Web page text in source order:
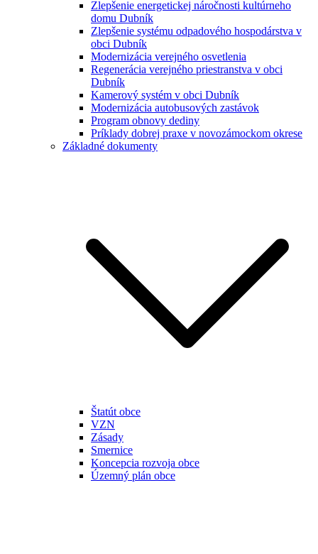
Zlepšenie energetickej náročnosti kultúrneho
domu Dubník
Zlepšenie systému odpadového hospodárstva v
obci Dubník
Modernizácia verejného osvetlenia
Regenerácia verejného priestranstva v obci
Dubník
Kamerový systém v obci Dubník
Modernizácia autobusových zastávok
Program obnovy dediny
Príklady dobrej praxe v novozámockom okrese
Základné dokumenty
Štatút obce
VZN
Zásady
Smernice
Koncepcia rozvoja obce
Územný plán obce